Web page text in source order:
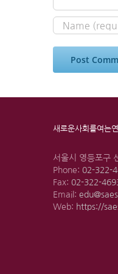
새로운사회를여는
서울시 영등포구
Phone: 02-322-
Fax: 02-322-
Email:
Web: https://